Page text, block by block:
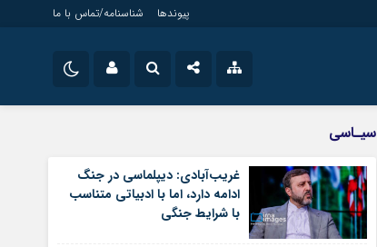
پیوندها شناسنامه/تماس با ما
سروش
ایتا
رمز عبور
اقتصاد
سیاسی
فرهنگ
سیـاسی
غریب‌آبادی: دیپلماسی در جنگ
ادامه دارد، اما با ادبیاتی متناسب
با شرایط جنگی